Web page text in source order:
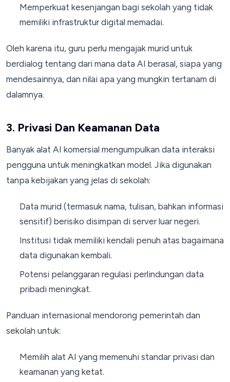
Memperkuat kesenjangan bagi sekolah yang tidak
memiliki infrastruktur digital memadai.
Oleh karena itu, guru perlu mengajak murid untuk
berdialog tentang dari mana data AI berasal, siapa yang
mendesainnya, dan nilai apa yang mungkin tertanam di
dalamnya.
3. Privasi Dan Keamanan Data
Banyak alat AI komersial mengumpulkan data interaksi
pengguna untuk meningkatkan model. Jika digunakan
tanpa kebijakan yang jelas di sekolah:
Data murid (termasuk nama, tulisan, bahkan informasi
sensitif) berisiko disimpan di server luar negeri.
Institusi tidak memiliki kendali penuh atas bagaimana
data digunakan kembali.
Potensi pelanggaran regulasi perlindungan data
pribadi meningkat.
Panduan internasional mendorong pemerintah dan
sekolah untuk:
Memilih alat AI yang memenuhi standar privasi dan
keamanan yang ketat.